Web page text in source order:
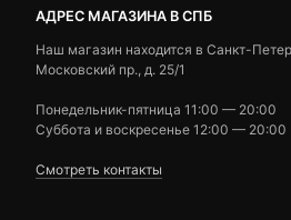
АДРЕС МАГАЗИНА В СПБ
Наш магазин находится в Санкт-
Московский пр., д. 25/1
Понедельник-пятница 11:00 — 20:00
Суббота и воскресенье 12:00 — 20:00
Смотреть контакты